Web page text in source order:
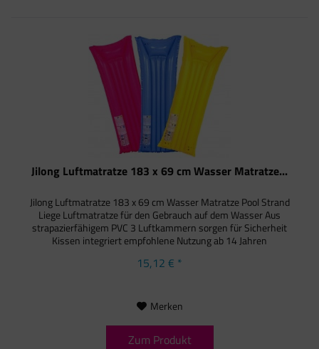
Jilong Luftmatratze 183 x 69 cm Wasser Matratze...
Jilong Luftmatratze 183 x 69 cm Wasser Matratze Pool Strand
Liege Luftmatratze für den Gebrauch auf dem Wasser Aus
strapazierfähigem PVC 3 Luftkammern sorgen für Sicherheit
Kissen integriert empfohlene Nutzung ab 14 Jahren
15,12 € *
Merken
Zum Produkt